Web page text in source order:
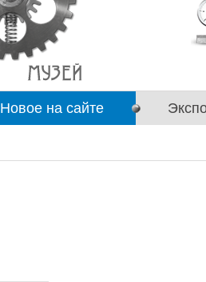
Новое на сайте